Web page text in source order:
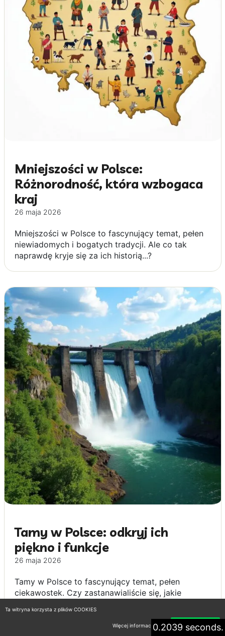
Mniejszości w Polsce:
Różnorodność, która wzbogaca
kraj
26 maja 2026
Mniejszości w Polsce to fascynujący temat, pełen
niewiadomych i bogatych tradycji. Ale co tak
naprawdę kryje się za ich historią...?
Tamy w Polsce: odkryj ich
piękno i funkcje
26 maja 2026
Tamy w Polsce to fascynujący temat, pełen
ciekawostek. Czy zastanawialiście się, jakie
0.2039 seconds.
Ta witryna korzysta z plików COOKIES
Więcej informacji Akceptuję